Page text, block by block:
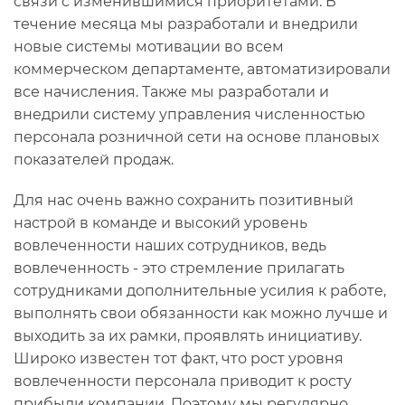
течение месяца мы разработали и внедрили
новые системы мотивации во всем
коммерческом департаменте, автоматизировали
все начисления. Также мы разработали и
внедрили систему управления численностью
персонала розничной сети на основе плановых
показателей продаж.
Для нас очень важно сохранить позитивный
настрой в команде и высокий уровень
вовлеченности наших сотрудников, ведь
вовлеченность - это стремление прилагать
сотрудниками дополнительные усилия к работе,
выполнять свои обязанности как можно лучше и
выходить за их рамки, проявлять инициативу.
Широко известен тот факт, что рост уровня
вовлеченности персонала приводит к росту